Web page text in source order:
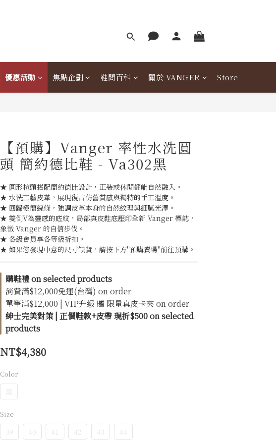
優惠活動 焦點企劃 鞋問百科 關於 VANGER Store
【預購】Vanger 率性水洗圓
頭 簡約德比鞋 - Va302黑
★ 圓形楦頭搭配簡約德比設計，正裝或休閒都能自然融入。
★ 水洗工藝皮革，展現復古仿舊質感與獨特的手工溫度。
★ 回歸極簡線條，強調皮革本身的自然紋理與細膩光澤。
★ 雙倒V為靈感的底紋，局部真皮鞋底壓印全新 Vanger 標誌，
象徵 Vanger 的自信步伐。
★ 各級會員享各等級折扣。
★ 如果您發現中意的尺寸缺貨，請按下方"預購賣場"前往預購。
購鞋禮 on selected products
消費滿$12,000免運(台灣) on order
單筆滿$12,000 | VIP升級 贈 限量真皮卡夾 on order
紳士完美對策 | 正價鞋款+皮帶 現折$500 on selected
products
NT$4,380
Color
黑
Size
39 40 41 42 43 44